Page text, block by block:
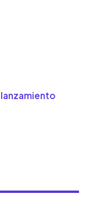
lanzamiento